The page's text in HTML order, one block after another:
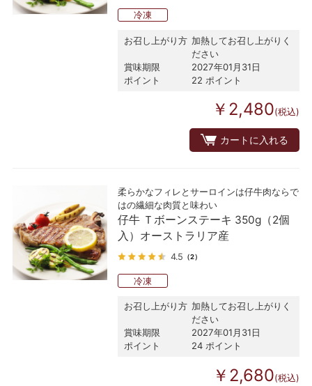
冷凍
お召し上がり方 加熱してお召し上がりく
ださい
賞味期限
2027年01月31日
ポイント
22 ポイント
￥2,480(税込)
カートに入れる
柔らかなフィレとサーロインは仔牛肉ならで
はの繊細な肉質と味わい
仔牛 Ｔボーンステーキ 350g（2個
入）オーストラリア産
4.5 （2）
冷凍
お召し上がり方 加熱してお召し上がりく
ださい
賞味期限
2027年01月31日
ポイント
24 ポイント
￥2,680(税込)